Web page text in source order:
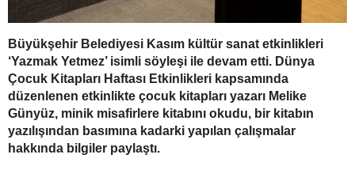
Büyükşehir Belediyesi Kasım kültür sanat etkinlikleri
‘Yazmak Yetmez’ isimli söyleşi ile devam etti. Dünya
Çocuk Kitapları Haftası Etkinlikleri kapsamında
düzenlenen etkinlikte çocuk kitapları yazarı Melike
Günyüz, minik misafirlere kitabını okudu, bir kitabın
yazılışından basımına kadarki yapılan çalışmalar
hakkında bilgiler paylaştı.